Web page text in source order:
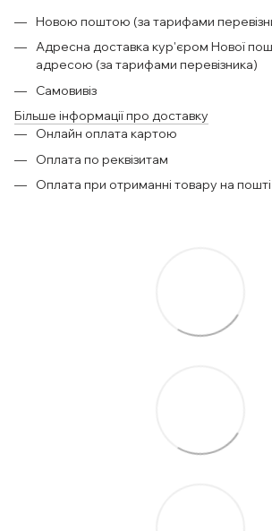
Новою поштою (за тарифами
Адресна доставка кур'єром Нової
адресою (за тарифами перевізника)
Самовивіз
Більше інформації про доставку
Онлайн оплата картою
Оплата по реквізитам
Оплата при отриманні товару на пошті